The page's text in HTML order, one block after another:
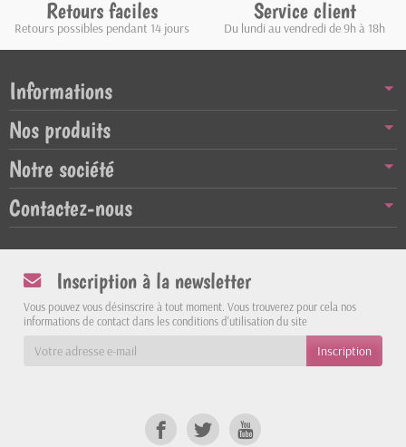
Retours faciles
Retours possibles pendant 14 jours
Service client
Du lundi au vendredi de 9h à 18h
Informations
Nos produits
Notre société
Contactez-nous
Inscription à la newsletter
Vous pouvez vous désinscrire à tout moment. Vous trouverez pour cela nos
informations de contact dans les conditions d'utilisation du site